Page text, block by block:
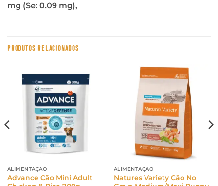
mg (Se: 0.09 mg),
PRODUTOS RELACIONADOS
ALIMENTAÇÃO
Advance Cão Mini Adult
ALIMENTAÇÃO
Natures Variety Cão No